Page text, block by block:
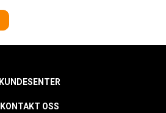
KUNDESENTER
KONTAKT OSS